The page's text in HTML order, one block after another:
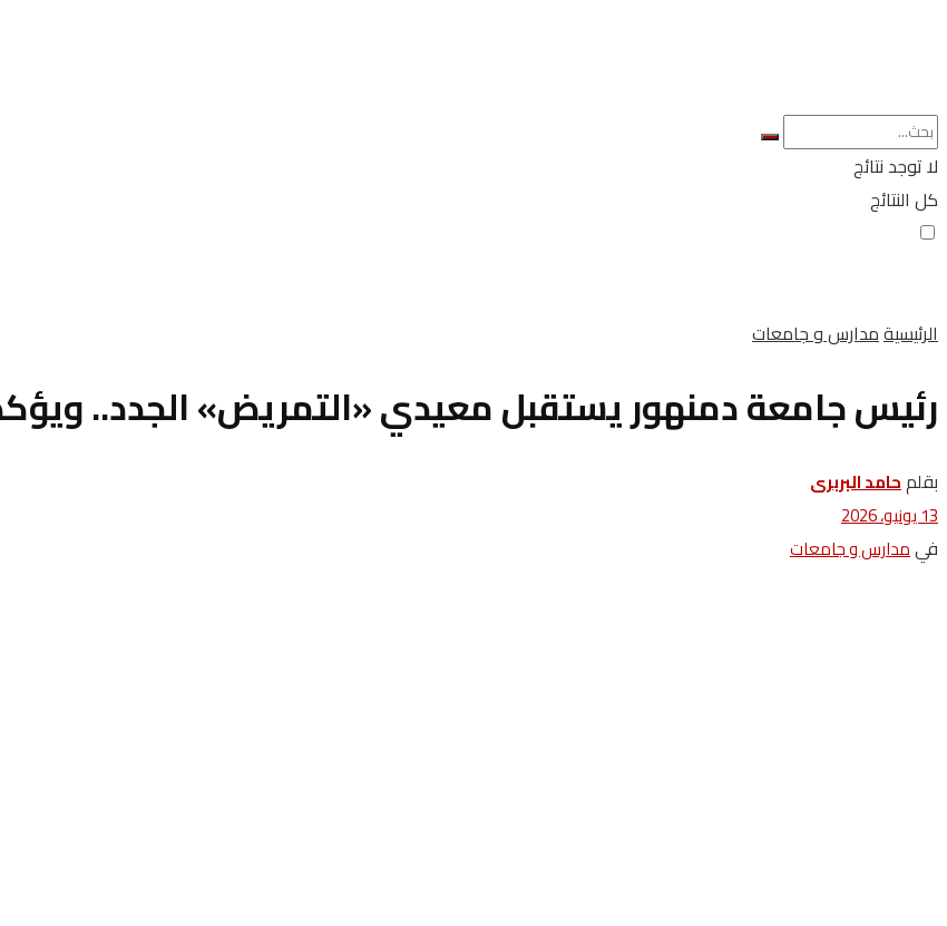
لا توجد نتائج
كل النتائج
الرئيسيةمدارس و جامعات
رئيس جامعة دمنهور يستقبل معيدي «التمريض» الجدد..
بقلمحامد البربرى
13 يونيو، 2026
فيمدارس و جامعات